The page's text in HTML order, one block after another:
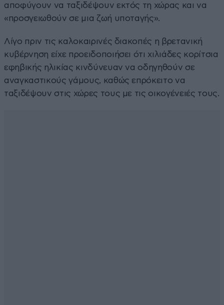
αποφύγουν να ταξιδέψουν εκτός τη χώρας και να
«προσγειωθούν σε μια ζωή υποταγής».
Λίγο πριν τις καλοκαιρινές διακοπές η βρετανική
κυβέρνηση είχε προειδοποιήσει ότι χιλιάδες κορίτσια
εφηβικής ηλικίας κινδύνευαν να οδηγηθούν σε
αναγκαστικούς γάμους, καθώς επρόκειτο να
ταξιδέψουν στις χώρες τους με τις οικογένειές τους.